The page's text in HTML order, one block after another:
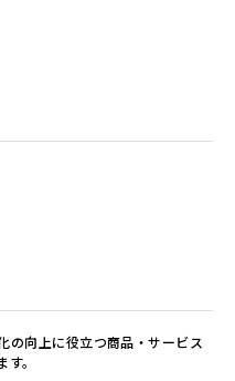
の向上に役立つ商品・サービス
。